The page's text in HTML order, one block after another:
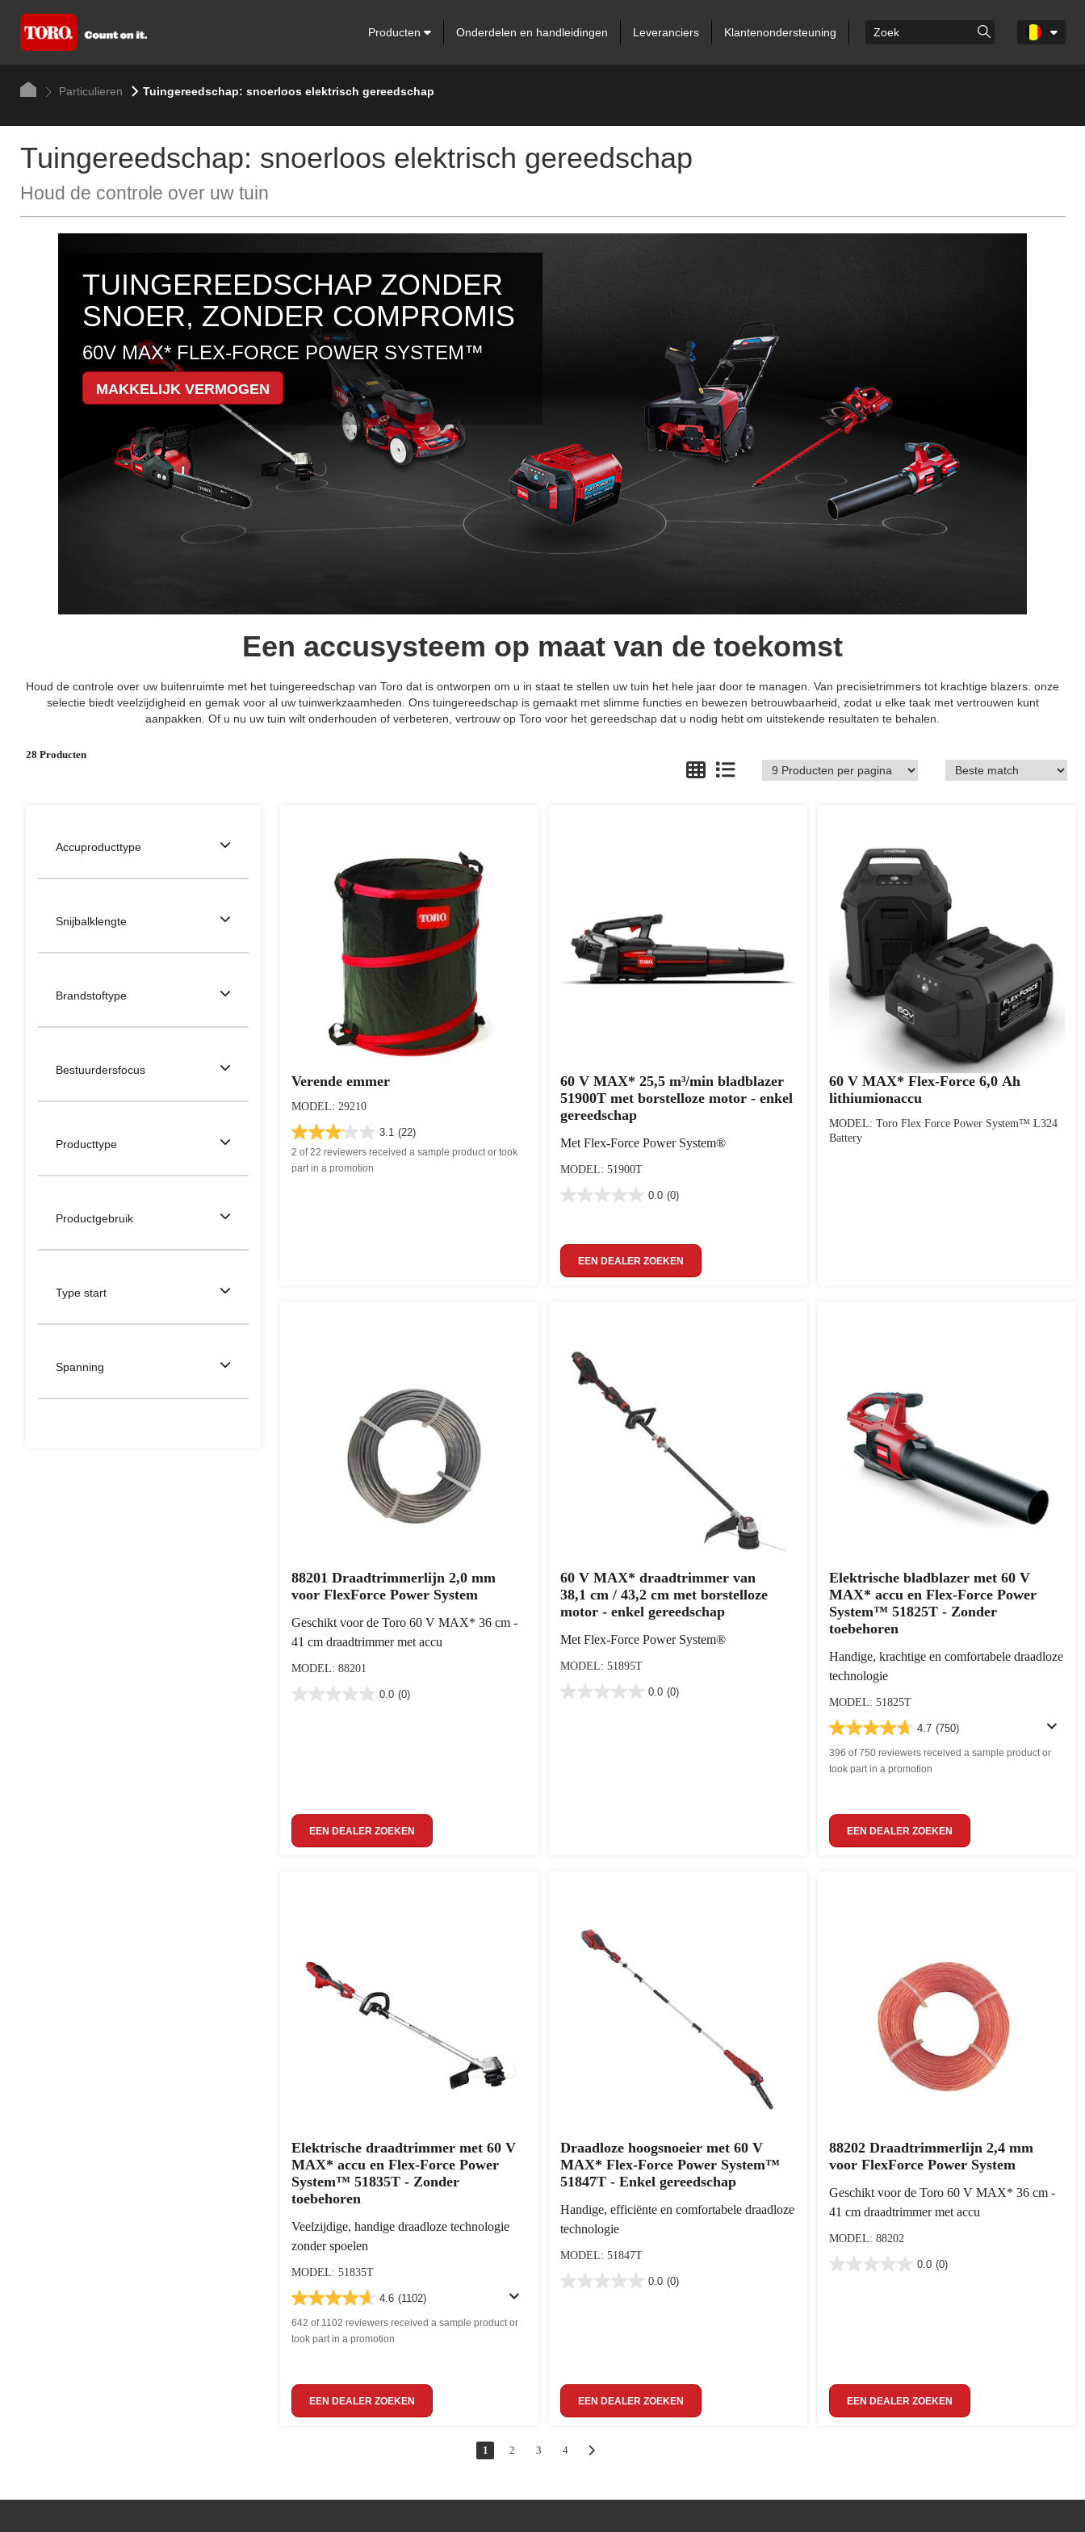
Producten Onderdelen en handleidingen Leveranciers Klantenondersteuning
Particulieren Tuingereedschap: snoerloos elektrisch gereedschap
Tuingereedschap: snoerloos elektrisch gereedschap
Houd de controle over uw tuin
TUINGEREEDSCHAP ZONDER
SNOER, ZONDER COMPROMIS
60V MAX* FLEX-FORCE POWER SYSTEM™
MAKKELIJK VERMOGEN
Een accusysteem op maat van de toekomst
Houd de controle over uw buitenruimte met het tuingereedschap van Toro dat is ontworpen om u in staat te stellen uw tuin het hele jaar door te managen. Van precisietrimmers tot krachtige blazers: onze
selectie biedt veelzijdigheid en gemak voor al uw tuinwerkzaamheden. Ons tuingereedschap is gemaakt met slimme functies en bewezen betrouwbaarheid, zodat u elke taak met vertrouwen kunt
aanpakken. Of u nu uw tuin wilt onderhouden of verbeteren, vertrouw op Toro voor het gereedschap dat u nodig hebt om uitstekende resultaten te behalen.
28 Producten
Accuproducttype
Snijbalklengte
Brandstoftype
Bestuurdersfocus
Producttype
Productgebruik
Type start
Spanning
Verende emmer
MODEL: 29210
3.1 (22)
2 of 22 reviewers received a sample product or took
part in a promotion
60 V MAX* 25,5 m³/min bladblazer
51900T met borstelloze motor - enkel
gereedschap
Met Flex-Force Power System®
MODEL: 51900T
0.0 (0)
EEN DEALER ZOEKEN
60 V MAX* Flex-Force 6,0 Ah
lithiumionaccu
MODEL: Toro Flex Force Power System™ L324
Battery
88201 Draadtrimmerlijn 2,0 mm
voor FlexForce Power System
Geschikt voor de Toro 60 V MAX* 36 cm -
41 cm draadtrimmer met accu
MODEL: 88201
0.0 (0)
EEN DEALER ZOEKEN
60 V MAX* draadtrimmer van
38,1 cm / 43,2 cm met borstelloze
motor - enkel gereedschap
Met Flex-Force Power System®
MODEL: 51895T
0.0 (0)
Elektrische bladblazer met 60 V
MAX* accu en Flex-Force Power
System™ 51825T - Zonder
toebehoren
Handige, krachtige en comfortabele draadloze
technologie
MODEL: 51825T
4.7 (750)
396 of 750 reviewers received a sample product or
took part in a promotion
EEN DEALER ZOEKEN
Elektrische draadtrimmer met 60 V
MAX* accu en Flex-Force Power
System™ 51835T - Zonder
toebehoren
Veelzijdige, handige draadloze technologie
zonder spoelen
MODEL: 51835T
4.6 (1102)
642 of 1102 reviewers received a sample product or
took part in a promotion
EEN DEALER ZOEKEN
Draadloze hoogsnoeier met 60 V
MAX* Flex-Force Power System™
51847T - Enkel gereedschap
Handige, efficiënte en comfortabele draadloze
technologie
MODEL: 51847T
0.0 (0)
EEN DEALER ZOEKEN
88202 Draadtrimmerlijn 2,4 mm
voor FlexForce Power System
Geschikt voor de Toro 60 V MAX* 36 cm -
41 cm draadtrimmer met accu
MODEL: 88202
0.0 (0)
EEN DEALER ZOEKEN
1 2 3 4